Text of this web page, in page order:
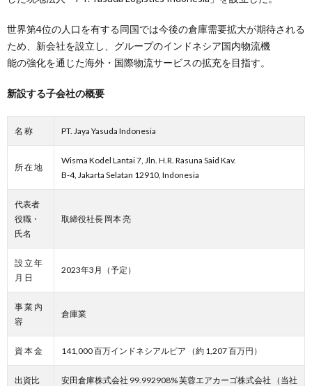
世界第4位の人口を有する同国では今後の倉庫需要拡大が期待される
ため、新会社を設立し、グループのインドネシア国内物流機
能の強化を通じた海外・国際物流サービスの拡充を目指す。
新設する子会社の概要
名 称 PT. Jaya Yasuda Indonesia
所 在 地
Wisma Kodel Lantai 7, Jln. H.R. Rasuna Said Kav.
B-4, Jakarta Selatan 12910, Indonesia
代表者
役職・
氏名
取締役社長 岡本 亮
設 立 年
月 日
2023年3月（予定）
事 業 内
容
倉庫業
資 本 金 141,000 百万インドネシアルピア （約 1,207 百万円）
出資比
安田倉庫株式会社 99.992908% 芙蓉エアカーゴ株式会社 （当社